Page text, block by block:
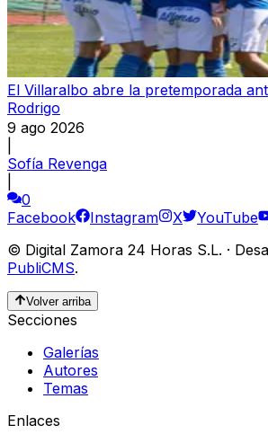
El Villaralbo abre la pretemporada
Rodrigo
9 ago 2026
Sofía Revenga
0
Facebook
Instagram X YouTube
© Digital Zamora 24 Horas S.L. ·
PubliCMS.
Volver arriba
Secciones
Galerías
Autores
Temas
Enlaces